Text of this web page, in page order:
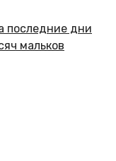
последние дни
мальков